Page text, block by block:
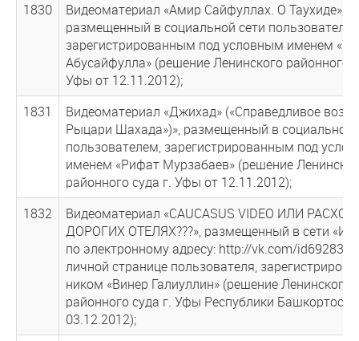
1830
Видеоматериал «Амир Сайфуллах. О Таухиде»,
размещенный в социальной сети
зарегистрированным под условным именем
Абусайфулла» (решение Ленинского районного
Уфы от 12.11.2012);
1831
Видеоматериал «Джихад» («Справедливое
Рыцари Шахада»)», размещенный в социальной
пользователем, зарегистрированным под
именем «Рифат Мурзабаев» (решение
районного суда г. Уфы от 12.11.2012);
1832
Видеоматериал «CAUCASUS VIDEO ИЛИ
ДОРОГИХ ОТЕЛЯХ???», размещенный в сети
по электронному адресу: http://vk.com/
личной странице пользователя,
ником «Винер Галиуллин» (решение Ленинского
районного суда г. Уфы Республики
03.12.2012);